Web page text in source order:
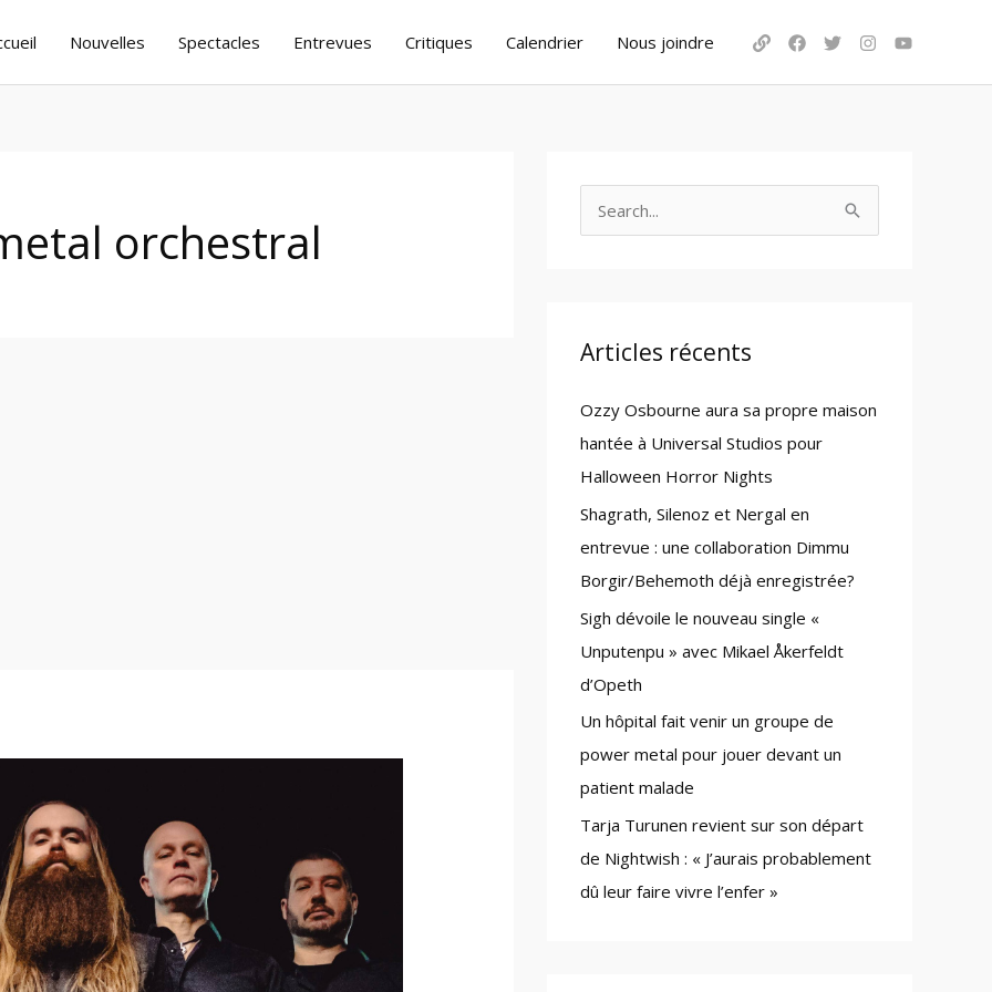
Nouvelles Spectacles Entrevues Critiques Calendrier Nous joindre
orchestral
c
f
o
r
:
Articles récents
Ozzy Osbourne aura sa propre maison
hantée à Universal Studios pour
Halloween Horror Nights
Shagrath, Silenoz et Nergal en
entrevue : une collaboration Dimmu
Borgir/Behemoth déjà enregistrée?
Sigh dévoile le nouveau single «
Unputenpu » avec Mikael Åkerfeldt
d’Opeth
Un hôpital fait venir un groupe de
power metal pour jouer devant un
patient malade
Tarja Turunen revient sur son départ
de Nightwish : « J’aurais probablement
dû leur faire vivre l’enfer »